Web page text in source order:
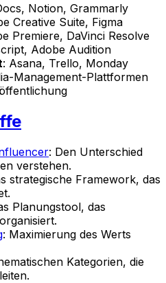
Notion, Grammarly
Creative Suite, Figma
Premiere, DaVinci Resolve
Adobe Audition
: Asana, Trello, Monday
Management-Plattformen
: Den Unterschied
verstehen.
strategische Framework, das
Planungstool, das
: Maximierung des Werts
Kategorien, die